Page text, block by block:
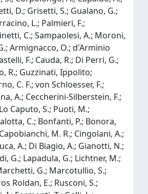
D.; Grisetti, S.; Gualano, G.;
L.; Palmieri, F.;
C.; Sampaolesi, A.; Moroni,
Armignacco, O.; d'Arminio
F.; Cauda, R.; Di Perri, G.;
R.; Guzzinati, Ippolito;
C. F.; von Schloesser, F.;
A.; Ceccherini-Silberstein, F.;
Caputo, S.; Puoti, M.;
C.; Bonfanti, P.; Bonora,
M. R.; Cingolani, A.;
A.; Di Biagio, A.; Gianotti, N.;
G.; Lapadula, G.; Lichtner, M.;
G.; Marcotullio, S.;
Roldan, E.; Rusconi, S.;